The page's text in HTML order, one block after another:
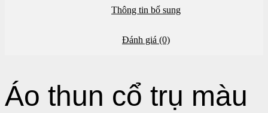
Thông tin bổ sung
Đánh giá (0)
Áo thun cổ trụ màu